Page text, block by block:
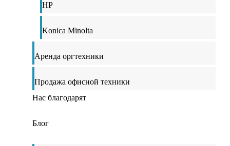
HP
Konica Minolta
Аренда оргтехники
Продажа офисной техники
Нас благодарят
Блог